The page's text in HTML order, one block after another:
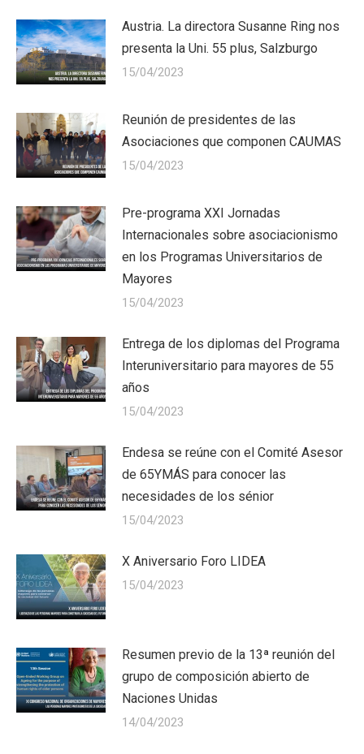
Austria. La directora Susanne Ring nos
presenta la Uni. 55 plus, Salzburgo
15/04/2023
Reunión de presidentes de las
Asociaciones que componen CAUMAS
15/04/2023
Pre-programa XXI Jornadas
Internacionales sobre asociacionismo
en los Programas Universitarios de
Mayores
15/04/2023
Entrega de los diplomas del Programa
Interuniversitario para mayores de 55
años
15/04/2023
Endesa se reúne con el Comité Asesor
de 65YMÁS para conocer las
necesidades de los sénior
15/04/2023
X Aniversario Foro LIDEA
15/04/2023
Resumen previo de la 13ª reunión del
grupo de composición abierto de
Naciones Unidas
14/04/2023